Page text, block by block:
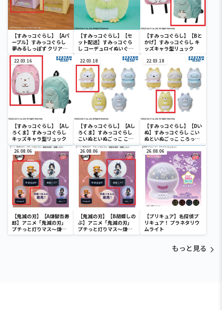
【すみっコぐらし】【Aパ
ープル】すみっコぐらし
夢みるしっぽず クリア窓
付き収納ボックス
【すみっコぐらし】【セ
ット配送】すみっコぐら
し コーデュロイぬいぐる
みXL プレミアム ぺんぎ
ん？
【すみっコぐらし】【Bと
かげ】すみっコぐらし キ
ッズキャラ型リュック
22.03.16
【すみっコぐらし】【Aし
ろくま】すみっコぐらし
キッズキャラ型リュック
22.03.18
【すみっコぐらし】【Aし
ろくま】すみっコぐらし
こいぬといぬごっこ ころ
っとぬいぐるみ
22.03.18
【すみっコぐらし】【Dい
ぬ】すみっコぐらし こい
ぬといぬごっこ ころっと
ぬいぐるみ
26.08.06
【鬼滅の刃】【A煉獄杏寿
郎】アニメ「鬼滅の刃」
プチっと灯りマス～煉獄
杏寿郎・胡蝶しのぶ～
26.08.06
【鬼滅の刃】【B胡蝶しの
ぶ】アニメ「鬼滅の刃」
プチっと灯りマス～煉獄
杏寿郎・胡蝶しのぶ～
26.08.06
【プリキュア】名探偵プ
リキュア！ プラネタリウ
ムライト
もっと見る